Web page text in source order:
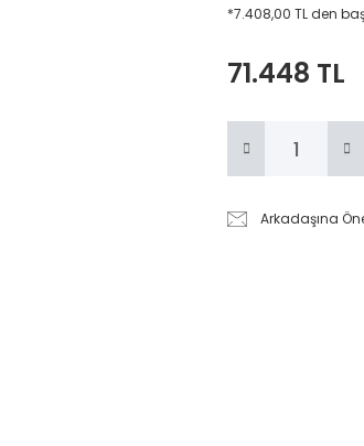
*7.408,00 TL den
71.448 TL
Arkadaşına